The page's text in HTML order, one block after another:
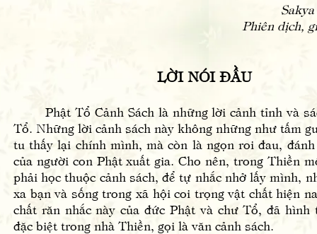
Sakya
Phiên dịch,
LỜI NÓI ĐẦU
Phật Tổ Cảnh Sách là những lời cảnh tỉnh và
Tổ. Những lời cảnh sách này không những như tấm
tu thấy lại chính mình, mà còn là ngọn roi đau,
của người con Phật xuất gia. Cho nên, trong Thiền
phải học thuộc cảnh sách, để tự nhắc nhở lấy mình,
xa bạn và sống trong xã hội coi trọng vật chất hiện
chất răn nhắc này của đức Phật và chư Tổ, đã
đặc biệt trong nhà Thiền, gọi là văn cảnh sách.